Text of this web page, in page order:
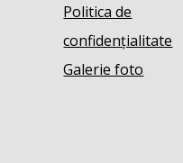
Politica de
confidențialitate
Galerie foto